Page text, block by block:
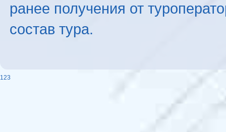
ранее получения от
состав тура.
123